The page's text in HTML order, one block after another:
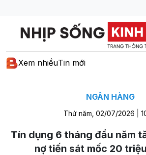
Xem nhiềuTin mới
NGÂN HÀNG
Thứ năm, 02/07/2026 |
Tín dụng 6 tháng đầu năm
nợ tiến sát mốc 20